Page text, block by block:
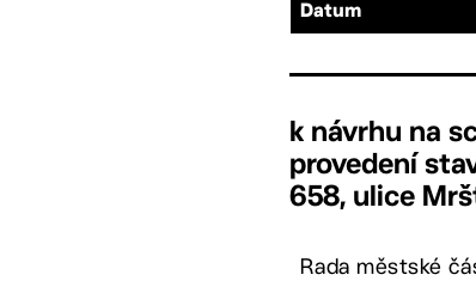
Datum
k návrhu na
provedení
658, ulice
Rada městské